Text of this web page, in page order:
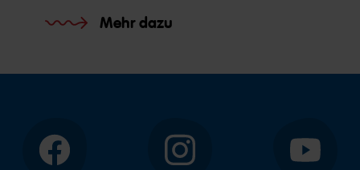
Mehr dazu
Facebook Instagram YouTube